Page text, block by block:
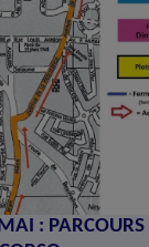
: PARCOURS